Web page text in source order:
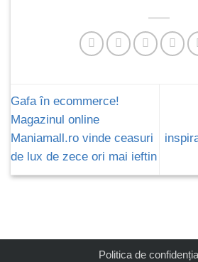
Gafa în ecommerce!
Magazinul online
Maniamall.ro vinde ceasuri
de lux de zece ori mai ieftin
Politica de